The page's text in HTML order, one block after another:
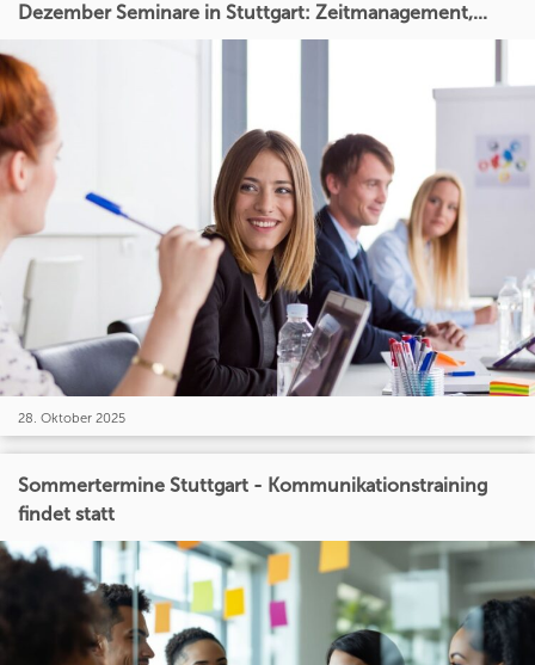
Dezember Seminare in Stuttgart: Zeitmanagement,...
28. Oktober 2025
Sommertermine Stuttgart - Kommunikationstraining
findet statt